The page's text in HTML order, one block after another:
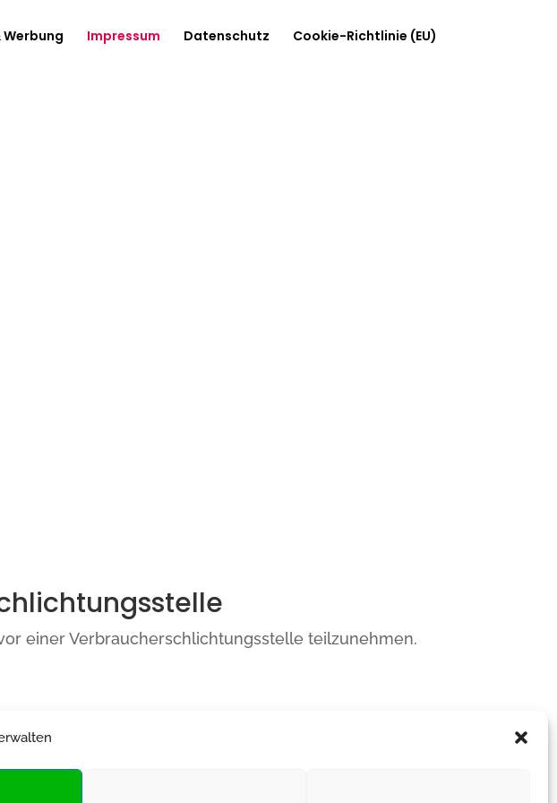
Impressum Datenschutz Cookie-Richtlinie (EU)
einer Verbraucherschlichtungsstelle teilzunehmen.